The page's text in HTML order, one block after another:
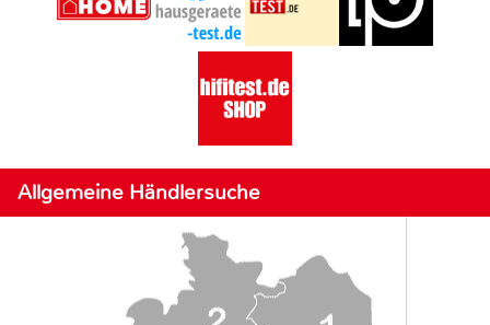
Allgemeine Händlersuche